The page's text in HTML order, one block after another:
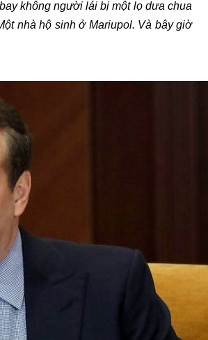
không người lái bị một lọ dưa chua
nhà hộ sinh ở Mariupol. Và bây giờ